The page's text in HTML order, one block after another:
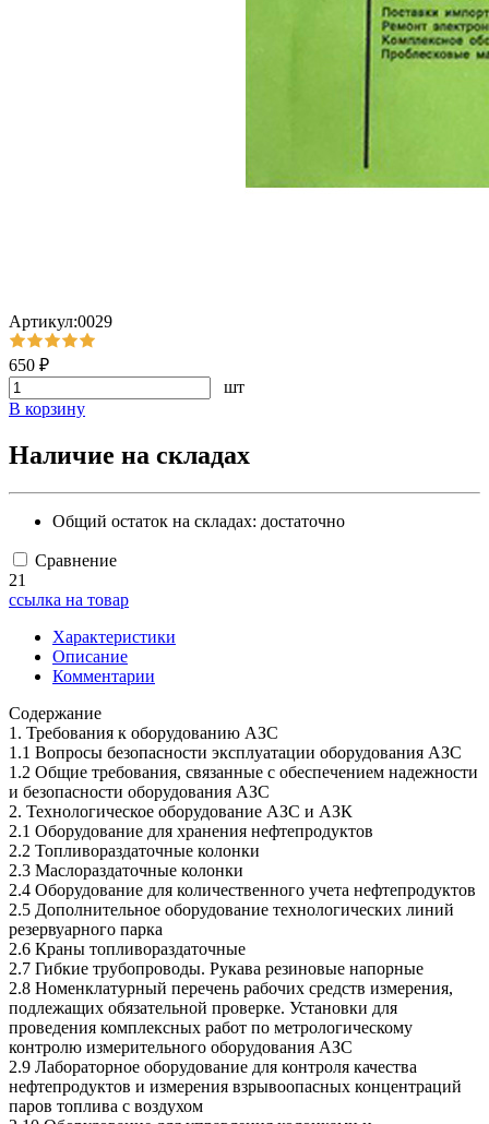
Артикул:0029
650 ₽
шт
В корзину
Наличие на складах
Общий остаток на складах: достаточно
Сравнение
21
ссылка на товар
Характеристики
Описание
Комментарии
Содержание
1. Требования к оборудованию АЗС
1.1 Вопросы безопасности эксплуатации оборудования АЗС
1.2 Общие требования, связанные с обеспечением надежности
и безопасности оборудования АЗС
2. Технологическое оборудование АЗС и АЗК
2.1 Оборудование для хранения нефтепродуктов
2.2 Топливораздаточные колонки
2.3 Маслораздаточные колонки
2.4 Оборудование для количественного учета нефтепродуктов
2.5 Дополнительное оборудование технологических линий
резервуарного парка
2.6 Краны топливораздаточные
2.7 Гибкие трубопроводы. Рукава резиновые напорные
2.8 Номенклатурный перечень рабочих средств измерения,
подлежащих обязательной проверке. Установки для
проведения комплексных работ по метрологическому
контролю измерительного оборудования АЗС
2.9 Лабораторное оборудование для контроля качества
нефтепродуктов и измерения взрывоопасных концентраций
паров топлива с воздухом